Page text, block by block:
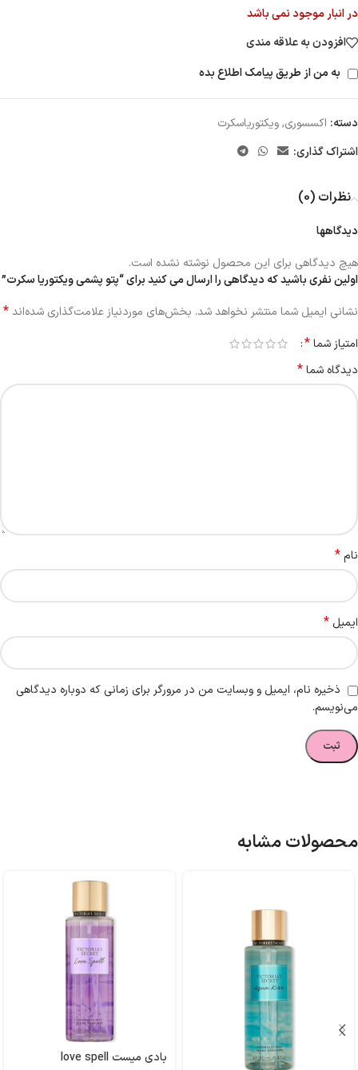
در انبار موجود نمی باشد
افزودن به علاقه مندی
به من از طریق پیامک اطلاع بده
دسته: اکسسوری,ویکتوریاسکرت
اشتراک گذاری:
نظرات (0)
دیدگاهها
هیچ دیدگاهی برای این محصول نوشته نشده است.
اولین نفری باشید که دیدگاهی را ارسال می کنید برای “پتو پشمی ویکتوریا سکرت”
نشانی ایمیل شما منتشر نخواهد شد. بخش‌های موردنیاز علامت‌گذاری شده‌اند*
امتیاز شما*
دیدگاه شما*
نام*
ایمیل *
ذخیره نام، ایمیل و وبسایت من در مرورگر برای زمانی که دوباره دیدگاهی
می‌نویسم.
محصولات مشابه
بادی میست love spell